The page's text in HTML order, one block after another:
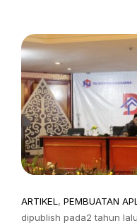
ARTIKEL , PEMBUATAN
dipublish pada2 tahun lalu